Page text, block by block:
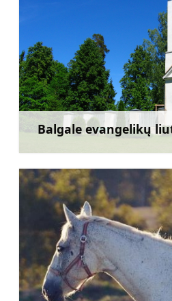
Balgale evangelikų